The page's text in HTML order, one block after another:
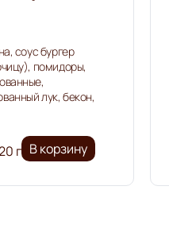
соус бургер
помидоры,
лук, бекон,
г В корзину